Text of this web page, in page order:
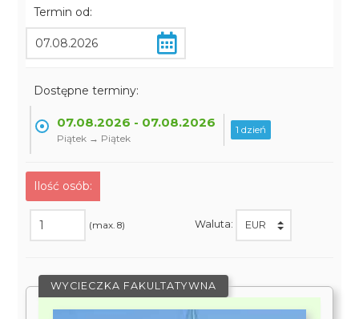
Termin od:
Dostępne terminy:
07.08.2026 - 07.08.2026
Piątek → Piątek
1 dzień
Ilość osób:
(max. 8) Waluta:
WYCIECZKA FAKULTATYWNA